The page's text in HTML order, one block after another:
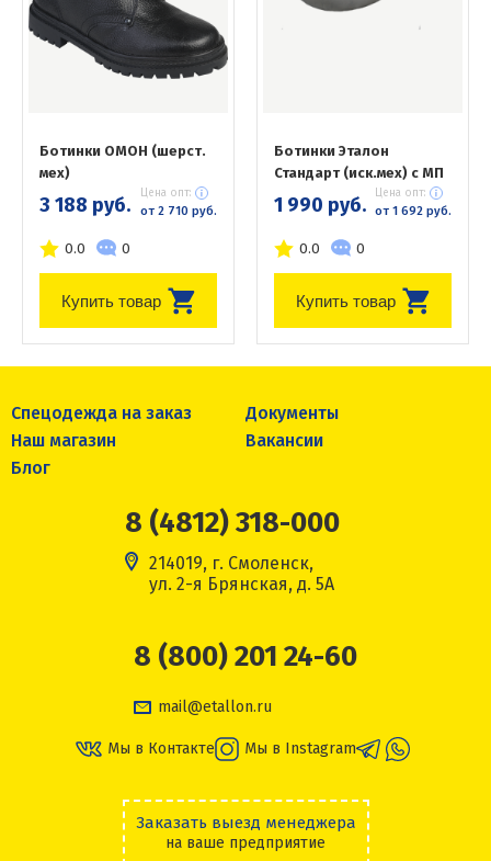
Ботинки ОМОН (шерст.
мех)
3 188 руб. Цена опт:
от 2 710 руб.
0.0 0
Купить товар
Ботинки Эталон
Стандарт (иск.мех) с МП
1 990 руб. Цена опт:
от 1 692 руб.
0.0 0
Купить товар
Спецодежда на заказ
Документы
Наш магазин
Вакансии
Блог
8 (4812) 318-000
214019, г. Смоленск,
ул. 2-я Брянская, д. 5А
8 (800) 201 24-60
mail@etallon.ru
Мы в Контакте Мы в Instagram
Заказать выезд менеджера
на ваше предприятие